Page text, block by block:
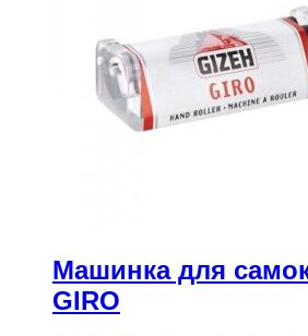
Машинка для
GIRO